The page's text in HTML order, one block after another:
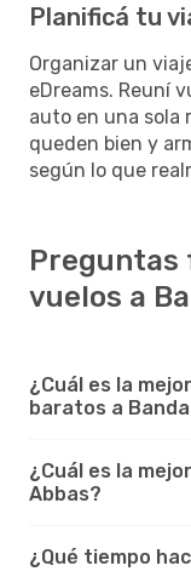
Planificá tu
Organizar un
eDreams. Reuní
auto en una sola
queden bien y
según lo que
Preguntas
vuelos a
¿Cuál es la
baratos a
¿Cuál es la
Abbas?
¿Qué tiempo